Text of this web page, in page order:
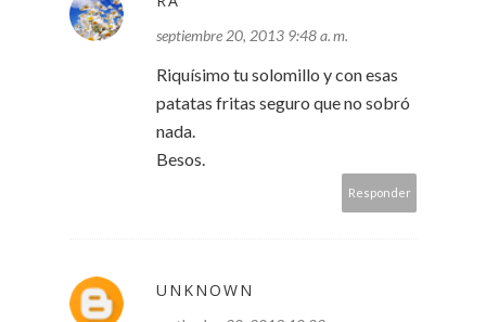
septiembre 20, 2013 9:48 a. m.
Riquísimo tu solomillo y con esas
patatas fritas seguro que no sobró
nada.
Besos.
Responder
UNKNOWN